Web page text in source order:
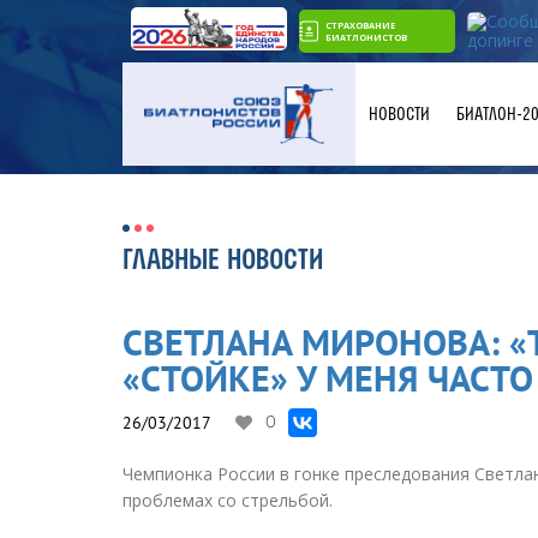
СТРАХОВАНИЕ
БИАТЛОНИСТОВ
НОВОСТИ БИАТЛОН-
ГЛАВНЫЕ НОВОСТИ
СВЕТЛАНА МИРОНОВА:
«СТОЙКЕ» У МЕНЯ
26/03/2017 0
Чемпионка России в гонке преследования
проблемах со стрельбой.